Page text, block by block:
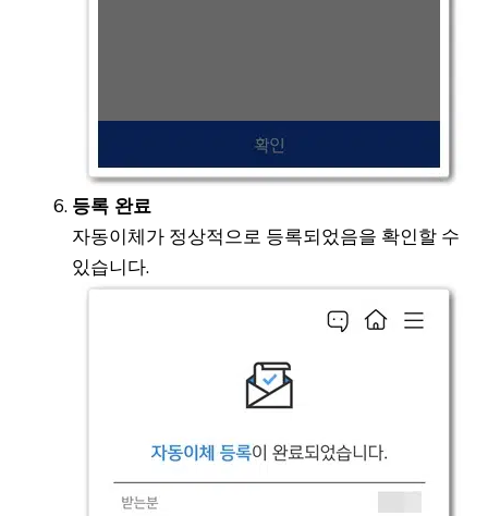
등록 완료
자동이체가 정상적으로 등록되었음을 확인할 수
있습니다.